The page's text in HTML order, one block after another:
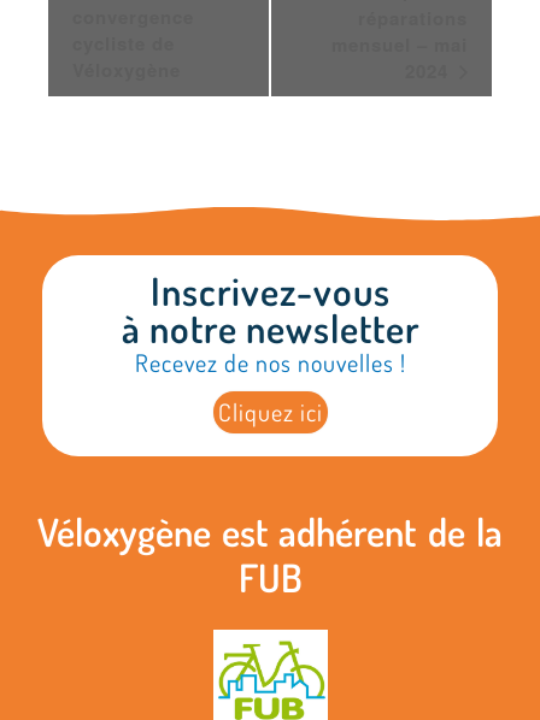
Inscrivez-vous
à notre newsletter
Recevez de nos nouvelles !
Cliquez ici
Véloxygène est adhérent de la
FUB